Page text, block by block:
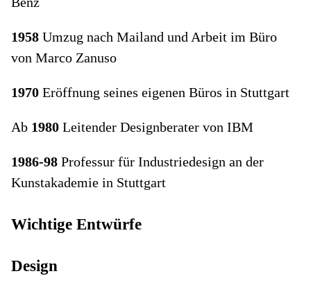
1958 Umzug nach Mailand und Arbeit im Büro
von Marco Zanuso
1970 Eröffnung seines eigenen Büros in Stuttgart
Ab 1980 Leitender Designberater von IBM
1986-98 Professur für Industriedesign an der
Kunstakademie in Stuttgart
Wichtige Entwürfe
Design